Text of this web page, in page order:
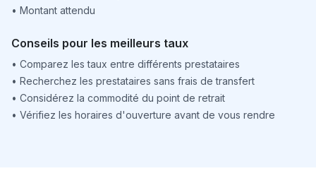
• Montant attendu
Conseils pour les meilleurs taux
• Comparez les taux entre différents prestataires
• Recherchez les prestataires sans frais de transfert
• Considérez la commodité du point de retrait
• Vérifiez les horaires d'ouverture avant de vous rendre